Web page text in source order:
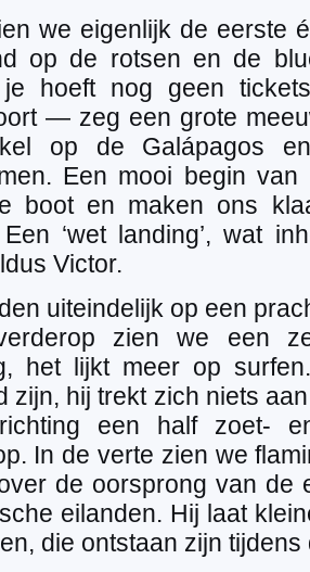
we eigenlijk de eerste
op de rotsen en de
je hoeft nog geen
— zeg een grote
op de Galápagos
Een mooi begin
boot en maken ons
‘wet landing’, wat
Victor.
uiteindelijk op een
zien we een
het lijkt meer op
zijn, hij trekt zich niets
een half zoet-
In de verte zien we
de oorsprong van
eilanden. Hij laat
die ontstaan zijn tijdens